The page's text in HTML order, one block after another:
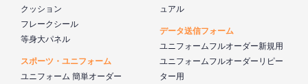
クッション
フレークシール
等身大パネル
スポーツ・ユニフォーム
ユニフォーム 簡単オーダー
ュアル
データ送信フォーム
ユニフォームフルオーダー新規用
ユニフォームフルオーダーリピー
ター用